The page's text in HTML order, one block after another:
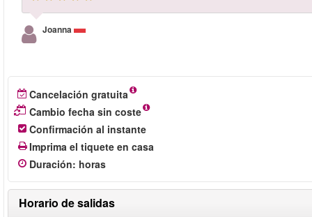
Joanna
Cancelación gratuita
Cambio fecha sin coste
Confirmación al instante
Imprima el tiquete en casa
Duración: horas
Horario de salidas